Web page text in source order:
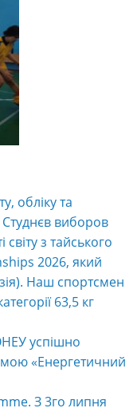
обліку та
Студнєв виборов
з тайського
2026, який
Наш спортсмен
63,5 кг
успішно
«Енергетичний
З 3го липня